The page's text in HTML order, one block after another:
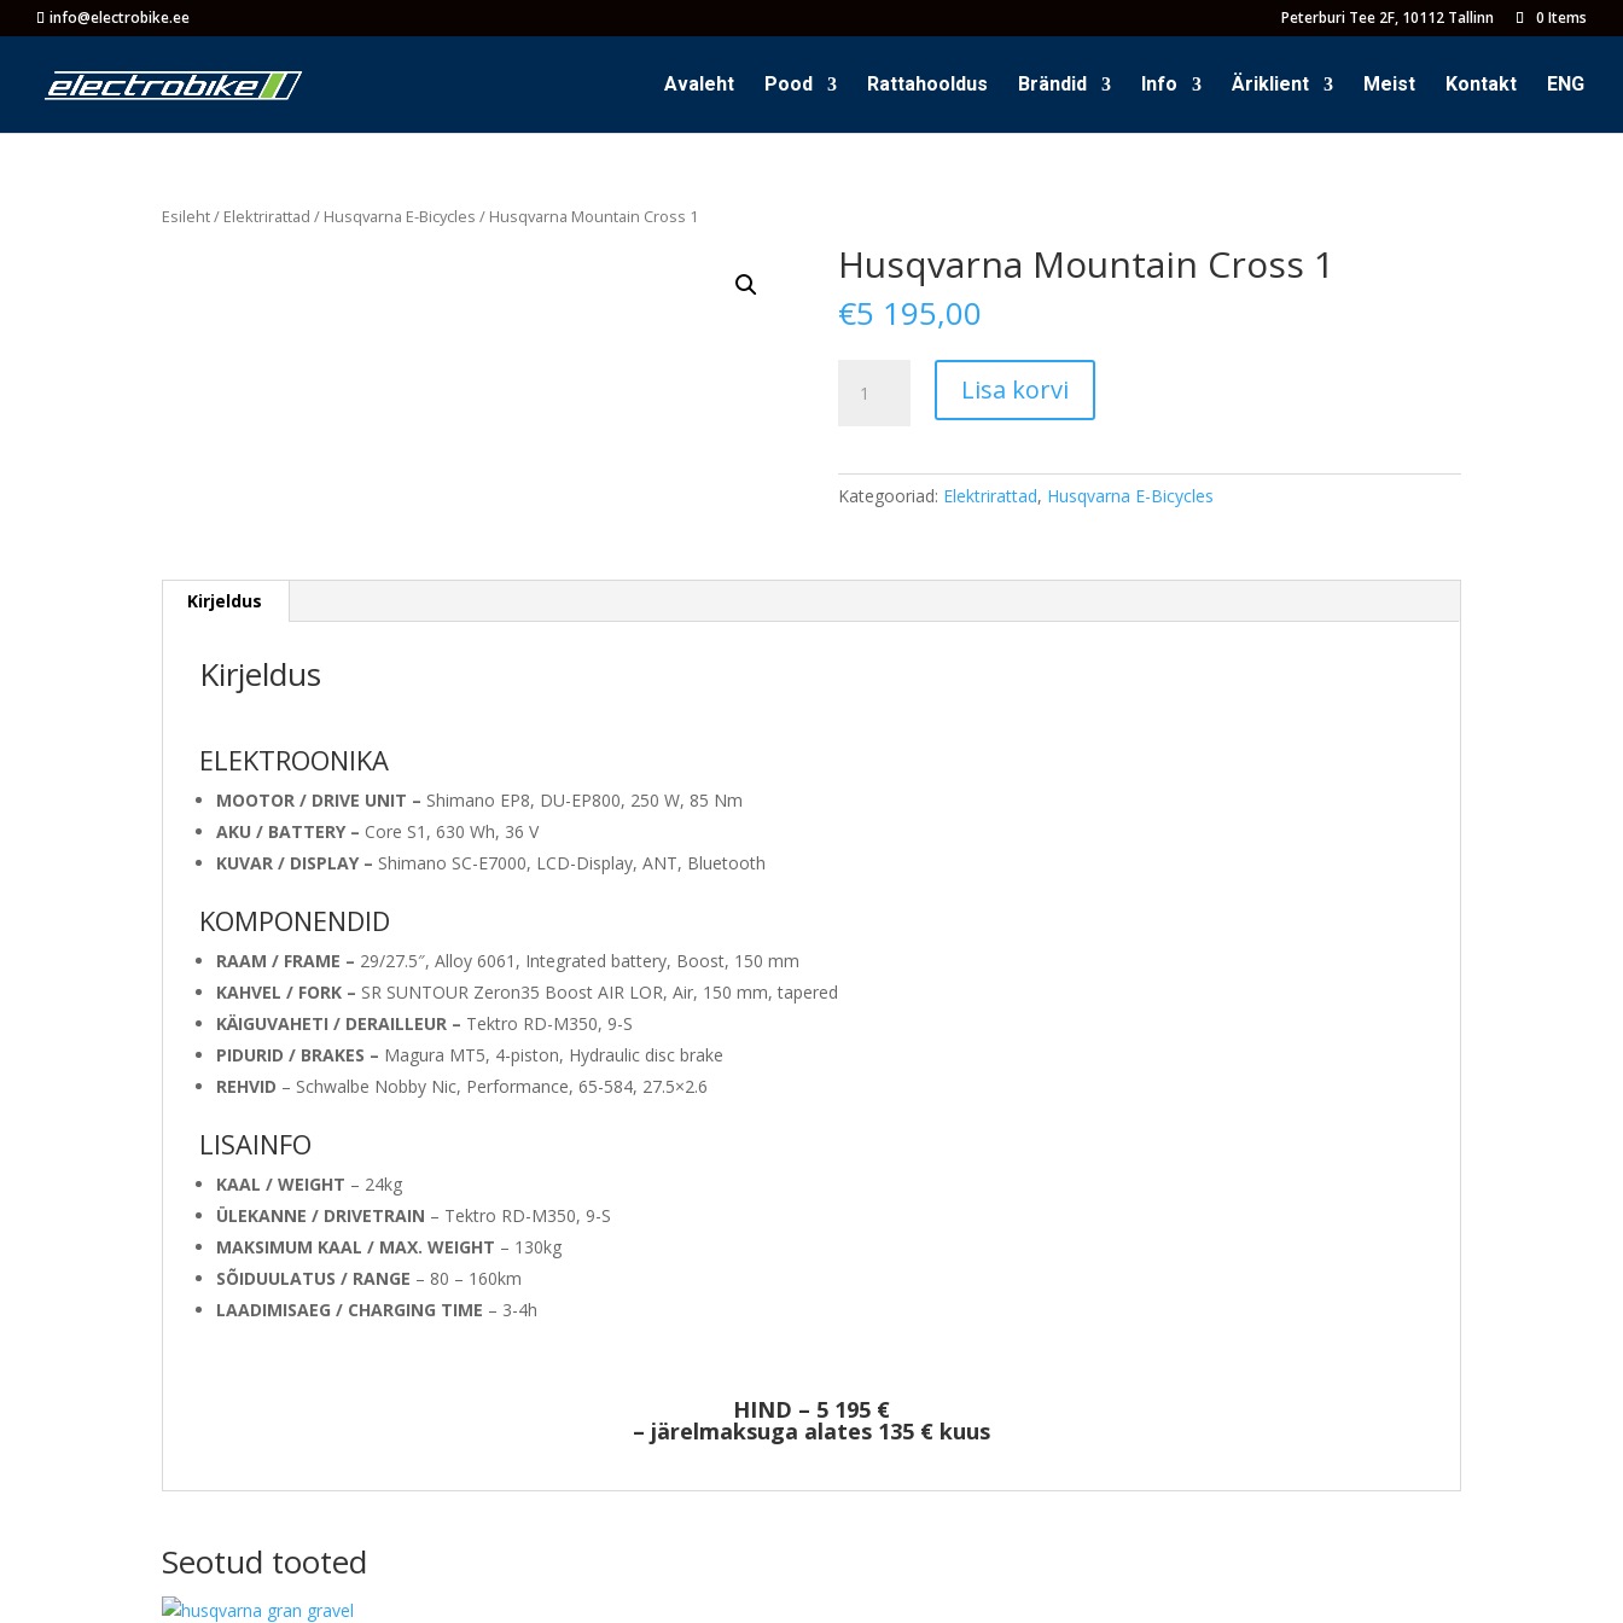
info@electrobike.ee Peterburi Tee 2F, 10112 Tallinn 0 Items
Avaleht Pood Rattahooldus Brändid Info Äriklient Meist Kontakt ENG
Esileht/ Elektrirattad / Husqvarna E-Bicycles / Husqvarna Mountain Cross 1
Husqvarna Mountain Cross 1
€5 195,00
Mountain
Lisa korvi
Kategooriad: Elektrirattad, Husqvarna E-Bicycles
Kirjeldus
Kirjeldus
ELEKTROONIKA
MOOTOR / DRIVE UNIT – Shimano EP8, DU-EP800, 250 W, 85 Nm
AKU / BATTERY – Core S1, 630 Wh, 36 V
KUVAR / DISPLAY – Shimano SC-E7000, LCD-Display, ANT, Bluetooth
KOMPONENDID
RAAM / FRAME – 29/27.5″, Alloy 6061, Integrated battery, Boost, 150 mm
KAHVEL / FORK – SR SUNTOUR Zeron35 Boost AIR LOR, Air, 150 mm, tapered
KÄIGUVAHETI / DERAILLEUR – Tektro RD-M350, 9-S
PIDURID / BRAKES – Magura MT5, 4-piston, Hydraulic disc brake
REHVID – Schwalbe Nobby Nic, Performance, 65-584, 27.5×2.6
LISAINFO
KAAL / WEIGHT – 24kg
ÜLEKANNE / DRIVETRAIN – Tektro RD-M350, 9-S
MAKSIMUM KAAL / MAX. WEIGHT – 130kg
SÕIDUULATUS / RANGE – 80 – 160km
LAADIMISAEG / CHARGING TIME – 3-4h
HIND – 5 195 €
– järelmaksuga alates 135 € kuus
Seotud tooted